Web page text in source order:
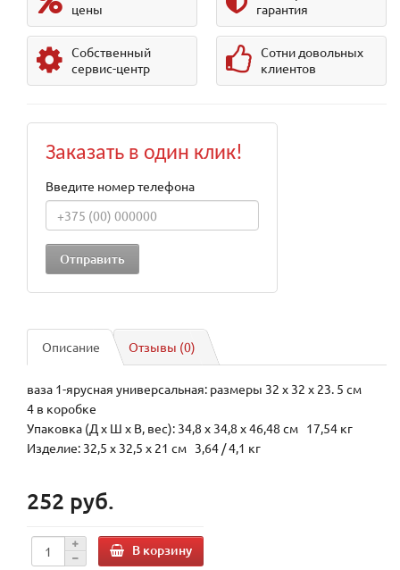
цены
гарантия
Собственный
сервис-центр
Сотни довольных
клиентов
Заказать в один клик!
Введите номер телефона
Описание Отзывы (0)
ваза 1-ярусная универсальная: размеры 32 х 32 х 23. 5 см
4 в коробке
Упаковка (Д х Ш х В, вес): 34,8 x 34,8 x 46,48 см 17,54 кг
Изделие: 32,5 x 32,5 x 21 см 3,64 / 4,1 кг
252 руб.
В корзину